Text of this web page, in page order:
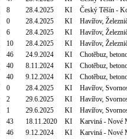
8 28.4.2025 KI
Český Těšín -
0 28.4.2025 KI
Havířov,
6 28.4.2025 KI
Havířov,
10 28.4.2025 KI
Havířov,
46 24.9.2024 KI
Chotěbuz,
40 8.11.2024 KI
Chotěbuz,
40 9.12.2024 KI
Chotěbuz,
0 28.4.2025 KI
Havířov,
2 29.6.2025 KI
Havířov,
1 29.6.2025 KI
Havířov,
43 18.11.2020 KI
Karviná - Nové
46 9.12.2024 KI
Karviná - Nové